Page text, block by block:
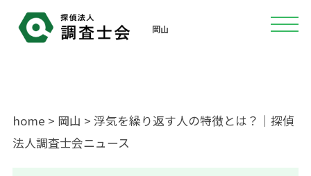
岡山
home > 岡山 > 浮気を繰り返す人の特徴とは？｜探偵
法人調査士会ニュース